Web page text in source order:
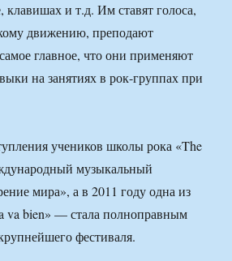
клавишах и т.д. Им ставят голоса,
движению, преподают
главное, что они применяют
на занятиях в рок-группах при
учеников школы рока «The
музыкальный
мира», а в 2011 году одна из
va bien» — стала полноправным
фестиваля.